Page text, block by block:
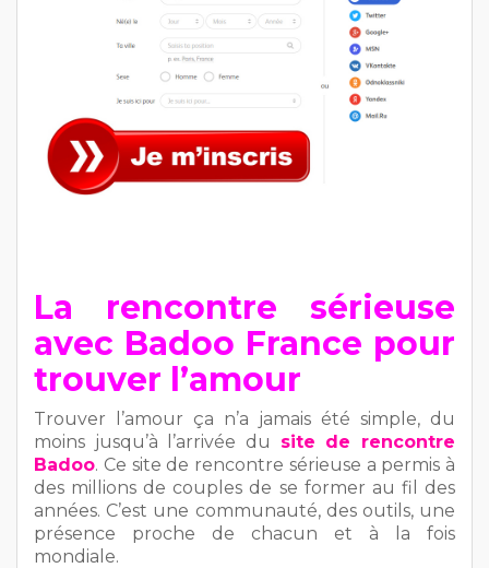
La rencontre sérieuse
avec Badoo France pour
trouver l’amour
Trouver l’amour ça n’a jamais été simple, du
moins jusqu’à l’arrivée du site de rencontre
Badoo. Ce site de rencontre sérieuse a permis à
des millions de couples de se former au fil des
années. C’est une communauté, des outils, une
présence proche de chacun et à la fois
mondiale.